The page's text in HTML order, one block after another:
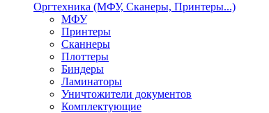
Оргтехника (МФУ, Сканеры, Принтеры...)
МФУ
Принтеры
Сканнеры
Плоттеры
Биндеры
Ламинаторы
Уничтожители документов
Комплектующие